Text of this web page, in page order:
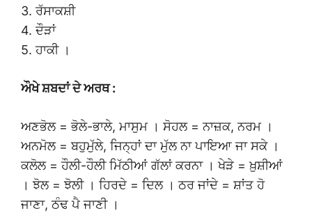
3. ਰੱਸਾਕਸ਼ੀ
4. ਦੌੜਾਂ
5. ਹਾਕੀ ।
ਔਖੇ ਸ਼ਬਦਾਂ ਦੇ ਅਰਥ :
ਅਣਭੋਲ = ਭੋਲੇ-ਭਾਲੇ, ਮਾਸੁਮ । ਸੋਹਲ = ਨਾਜ਼ਕ, ਨਰਮ ।
ਅਨਮੋਲ = ਬਹੁਮੁੱਲੇ, ਜਿਨ੍ਹਾਂ ਦਾ ਮੁੱਲ ਨਾ ਪਾਇਆ ਜਾ ਸਕੇ ।
ਕਲੋਲ = ਹੌਲੀ-ਹੌਲੀ ਮਿੱਠੀਆਂ ਗੱਲਾਂ ਕਰਨਾ । ਖੇੜੇ = ਖ਼ੁਸ਼ੀਆਂ
। ਝੋਲ = ਝੋਲੀ । ਹਿਰਦੇ = ਦਿਲ । ਠਰ ਜਾਂਦੇ = ਸ਼ਾਂਤ ਹੋ
ਜਾਣਾ, ਠੰਢ ਪੈ ਜਾਣੀ ।